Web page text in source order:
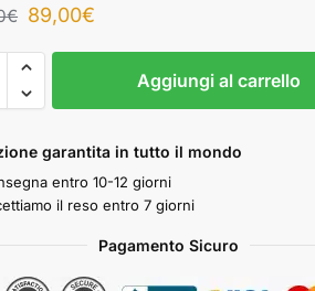
€ 89,00€
Aggiungi al carrello
garantita in tutto il mondo
entro 10-12 giorni
il reso entro 7 giorni
Pagamento Sicuro